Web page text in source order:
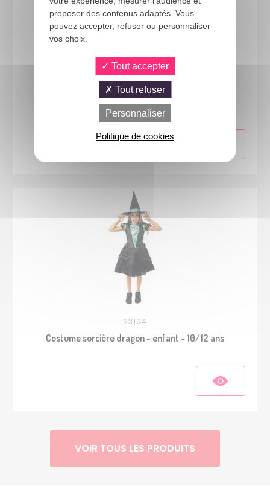
88692
Costume sorcière - enfant - noir - 7/9 ans
23104
Costume sorcière dragon - enfant - 10/12 ans
VOIR TOUS LES PRODUITS
proposer des contenus adaptés. Vous
pouvez accepter, refuser ou personnaliser
vos choix.
Tout accepter
Tout refuser
Personnaliser
Politique de cookies